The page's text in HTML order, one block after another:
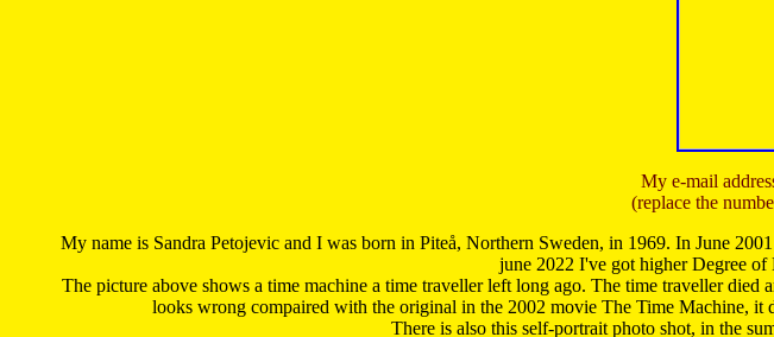
My e-mail
(replace the
My name is Sandra Petojevic and I was born in Piteå, Northern Sweden, in 1969. In June
june 2022 I've got higher Degree of
The picture above shows a time machine a time traveller left long ago. The time traveller
looks wrong compaired with the original in the 2002 movie The Time Machine,
There is also this self-portrait photo shot, in the